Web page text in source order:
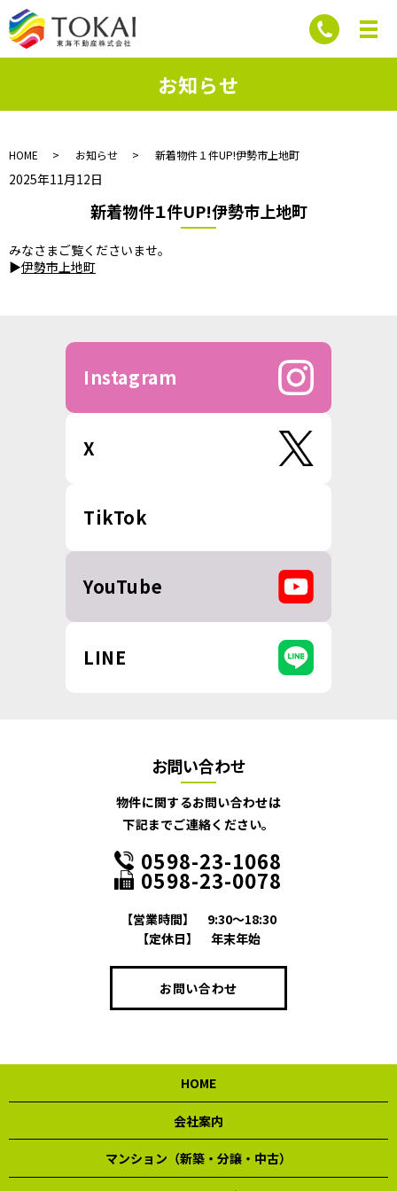
お知らせ
HOME お知らせ 新着物件１件UP!伊勢市上地町
2025年11月12日
新着物件１件UP!伊勢市上地町
みなさまご覧くださいませ。
▶伊勢市上地町
Instagram
X
TikTok
YouTube
LINE
お問い合わせ
物件に関するお問い合わせは
下記までご連絡ください。
0598-23-1068
0598-23-0078
【営業時間】
9:30～18:30
【定休日】
年末年始
お問い合わせ
HOME
会社案内
マンション（新築・分譲・中古）